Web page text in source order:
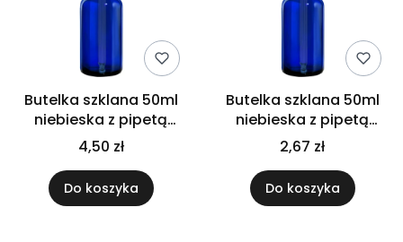
Butelka szklana 50ml
niebieska z pipetą
bambusową
4,50 zł
Do koszyka
Butelka szklana 50ml
niebieska z pipetą
czarną połysk
2,67 zł
Do koszyka